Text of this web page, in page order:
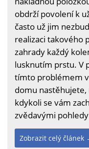
obdrží povolení k
často už jim
realizaci takového
zahrady každý
lusknutím prstu. V
tímto problémem
domu
kdykoli se vám
zvědavými
Zobrazit celý článek